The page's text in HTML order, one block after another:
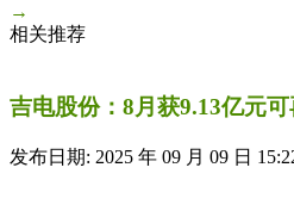
→
相关推荐
吉电股份：8月获9.13亿元
发布日期: 2025 年 09 月 09 日